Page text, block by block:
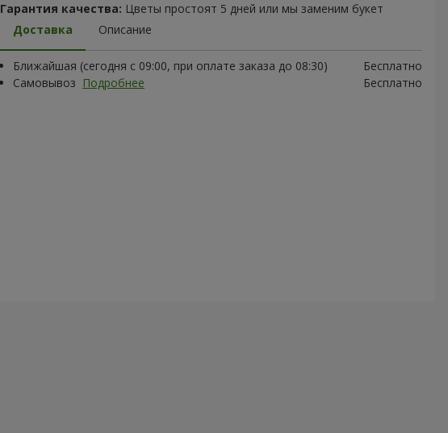
Гарантия качества: Цветы простоят 5 дней или мы заменим букет
Доставка
Описание
Ближайшая (сегодня с 09:00, при оплате заказа до 08:30)
Бесплатно
Самовывоз Подробнее Бесплатно